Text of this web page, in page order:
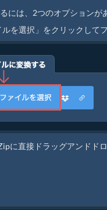
には、2つのオプションが
を選択」をクリックして
に直接ドラッグアンドド